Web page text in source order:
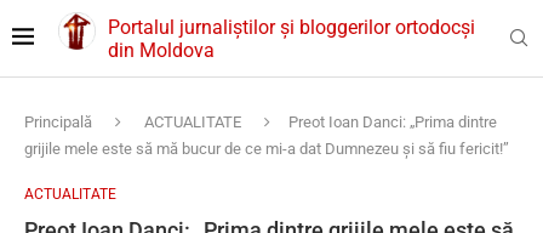
Portalul jurnaliștilor și bloggerilor ortodocși
din Moldova
Principală ACTUALITATE
Preot Ioan Danci: „Prima dintre
grijile mele este să mă bucur de ce mi-a dat Dumnezeu și să fiu fericit!”
ACTUALITATE